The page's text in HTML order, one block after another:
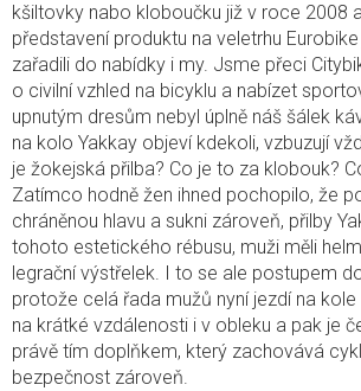
kšiltovky nabo kloboučku již v roce 2008
představení produktu na veletrhu
zařadili do nabídky i my. Jsme přeci
o civilní vzhled na bicyklu a nabízet
upnutým dresům nebyl úplně náš šálek
na kolo Yakkay objeví kdekoli, vzbuzují
je žokejská přilba? Co je to za klobouk?
Zatímco hodně žen ihned pochopilo, že
chráněnou hlavu a sukni zároveň, přilby
tohoto estetického rébusu, muži měli
legrační výstřelek. I to se ale postupem
protože celá řada mužů nyní jezdí na
na krátké vzdálenosti i v obleku a pak je
právě tím doplňkem, který zachovává
bezpečnost zároveň.